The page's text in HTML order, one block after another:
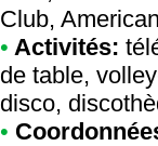
Club,
• Activités:
de table,
disco,
•